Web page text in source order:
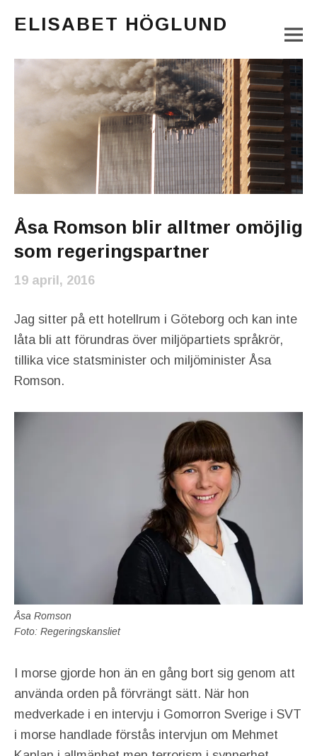
ELISABET HÖGLUND
Main Menu
Åsa Romson blir alltmer omöjlig
som regeringspartner
19 april, 2016
Jag sitter på ett hotellrum i Göteborg och kan inte
låta bli att förundras över miljöpartiets språkrör,
tillika vice statsminister och miljöminister Åsa
Romson.
Åsa Romson
Foto: Regeringskansliet
I morse gjorde hon än en gång bort sig genom att
använda orden på förvrängt sätt. När hon
medverkade i en intervju i Gomorron Sverige i SVT
i morse handlade förstås intervjun om Mehmet